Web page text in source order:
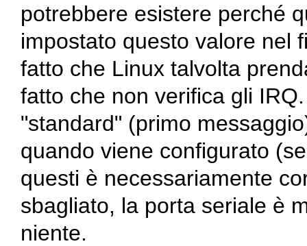
potrebbere esistere perché
impostato questo valore nel
fatto che Linux talvolta
fatto che non verifica gli
"standard" (primo
quando viene configurato
questi è necessariamente
sbagliato, la porta seriale è
niente.